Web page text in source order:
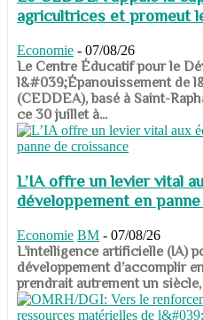
agricultrices et promeut
Economie - 07/08/26
​​​​​​​Le Centre Éducatif pour le
l&#039;Épanouissement de
(CEDDEA), basé à Saint-
ce 30 juillet à...
L’IA offre un levier vital
développement en
Economie BM - 07/08/26
​​​​​​​L’intelligence artificielle (IA)
développement d’accomplir
prendrait autrement un